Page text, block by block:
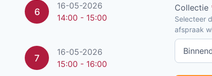
6
16-05-2026
14:00 - 15:00
7
16-05-2026
15:00 - 16:00
Collectie
Selecteer
afspraak